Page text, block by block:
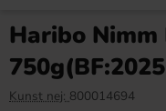
Haribo Nimm
Kunst nej: 800014694